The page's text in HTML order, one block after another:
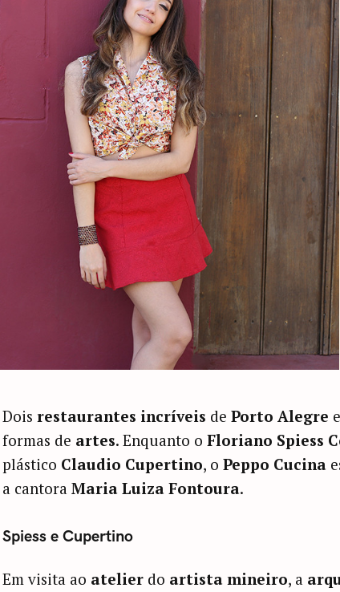
Dois restaurantes incríveis de Porto Alegre
formas de artes. Enquanto o Floriano Spiess
plástico Claudio Cupertino, o Peppo Cucina
a cantora Maria Luiza Fontoura.
Spiess e Cupertino
Em visita ao atelierdo artista mineiro, a